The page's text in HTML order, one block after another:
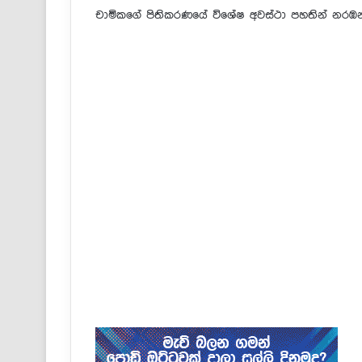
චාමිකගේ පිතිකරණයේ විශේෂ අවස්ථා පහතින්